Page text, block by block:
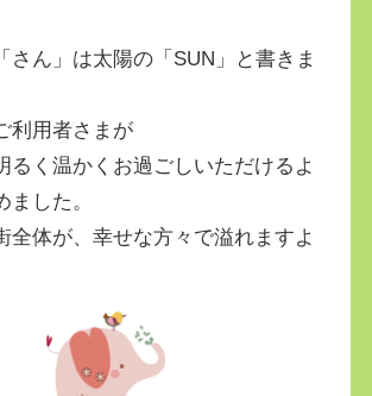
さん」は太陽の「SUN」と書きま
利用者さまが
るく温かくお過ごしいただけるよ
ました。
全体が、幸せな方々で溢れますよ